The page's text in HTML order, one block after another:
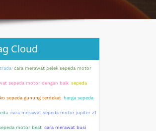
Cloud
cara merawat pelek sepeda motor
sepeda motor dengan baik sepeda
sepeda gunung terdekat harga sepeda
cara merawat sepeda motor jupiter z1
motor beat cara merawat busi